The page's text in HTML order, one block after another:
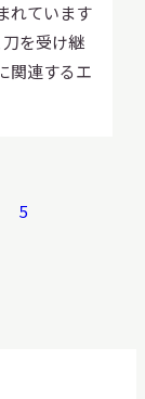
れています
刀を受け継
関連するエ
5